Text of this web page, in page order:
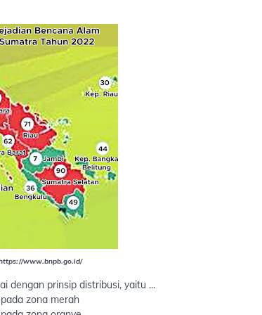
www.bnpb.go.id/
dengan prinsip distribusi, yaitu ...
zona merah